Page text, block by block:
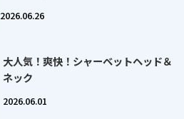
2026.06.26
大人気！爽快！シャーベットヘッド＆
ネック
2026.06.01